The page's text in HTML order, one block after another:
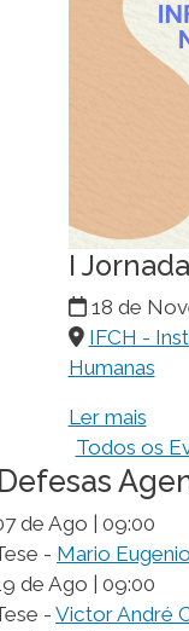
I
18 de
IFCH -
Humanas
Ler mais
Todos os
de Ago | 09:00
- Mario
de Ago | 09:00
- Victor André